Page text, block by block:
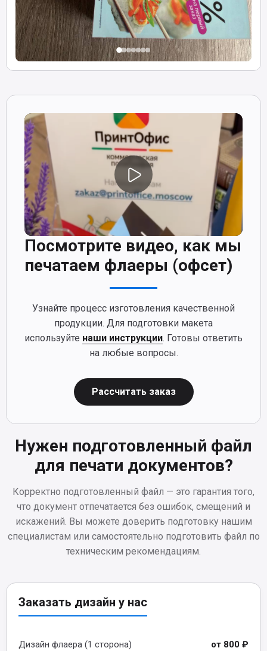
Посмотрите видео, как мы
печатаем флаеры (офсет)
Узнайте процесс изготовления качественной
продукции. Для подготовки макета
используйте наши инструкции. Готовы ответить
на любые вопросы.
Рассчитать заказ
Нужен подготовленный файл
для печати документов?
Корректно подготовленный файл — это гарантия того,
что документ отпечатается без ошибок, смещений и
искажений. Вы можете доверить подготовку нашим
специалистам или самостоятельно подготовить файл по
техническим рекомендациям.
Заказать дизайн у нас
Дизайн флаера (1 сторона) от 800 ₽